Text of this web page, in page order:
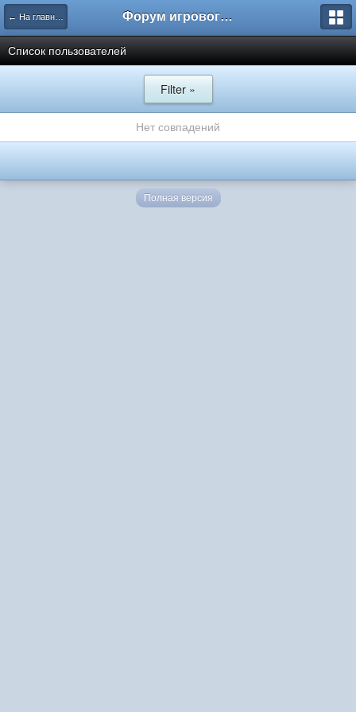
← На главную Форум игрового проекта Riverrise
Список пользователей
Filter »
Нет совпадений
Полная версия